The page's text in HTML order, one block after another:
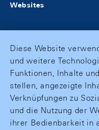
Websites
Diese Website
und weitere
Funktionen, Inhalte
stellen, angezeigte
Verknüpfungen zu
und die Nutzung der
ihrer Bedienbarkeit in